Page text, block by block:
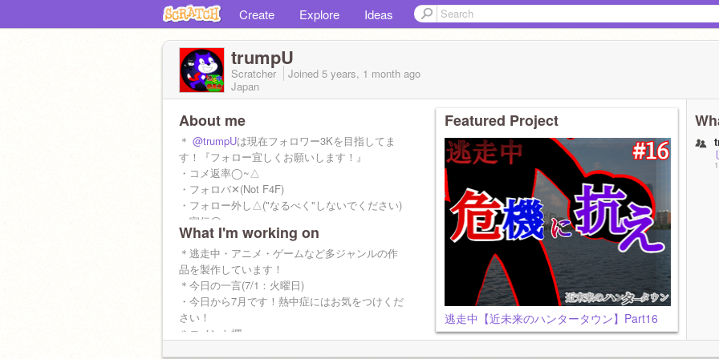
Create Explore Ideas
trumpU
Scratcher Joined 5 years, 1 month ago
Japan
About me
＊ @trumpUは現在フォロワー3Kを目指してま
す！『フォロー宜しくお願いします！』
・コメ返率◯~△
・フォロバ✕(Not F4F)
・フォロー外し△("なるべく"しないでください)
・宣伝◯
・無差別フォロー△~✕
・無差別招待△
・質問(企画用)◯
・荒らし✕
・スク友大歓迎！
＊現在のフォロワー数：2671人
＊逃走中委員会所属(ミッション提供部&アイテ
What I'm working on
＊逃走中・アニメ・ゲームなど多ジャンルの作
品を製作しています！
＊今日の一言(7/1：火曜日)
・今日から7月です！熱中症にはお気をつけくだ
さい！
＊コメント欄
Featured Project
逃走中【近未来のハンタータウン】Part16